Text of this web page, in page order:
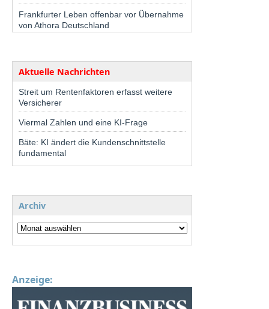
Frankfurter Leben offenbar vor Übernahme
von Athora Deutschland
Aktuelle Nachrichten
Streit um Rentenfaktoren erfasst weitere
Versicherer
Viermal Zahlen und eine KI-Frage
Bäte: KI ändert die Kundenschnittstelle
fundamental
Archiv
Anzeige: